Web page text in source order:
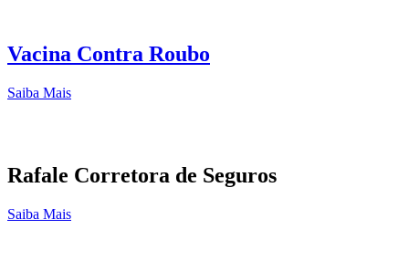
Vacina Contra Roubo
Saiba Mais
Rafale Corretora de Seguros
Saiba Mais